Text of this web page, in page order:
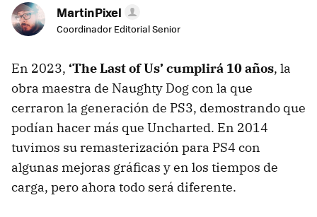
MartinPixel
Coordinador Editorial Senior
En 2023, ‘The Last of Us’ cumplirá 10 años, la
obra maestra de Naughty Dog con la que
cerraron la generación de PS3, demostrando que
podían hacer más que Uncharted. En 2014
tuvimos su remasterización para PS4 con
algunas mejoras gráficas y en los tiempos de
carga, pero ahora todo será diferente.